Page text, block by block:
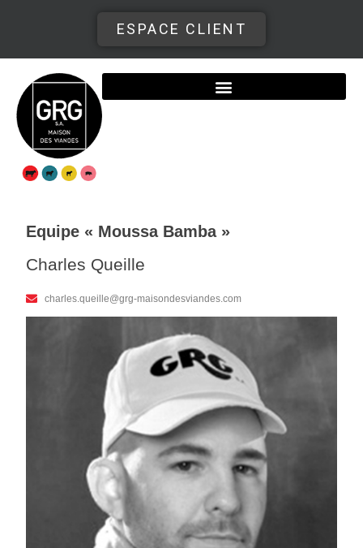
ESPACE CLIENT
Equipe « Moussa Bamba »
Charles Queille
charles.queille@grg-maisondesviandes.com